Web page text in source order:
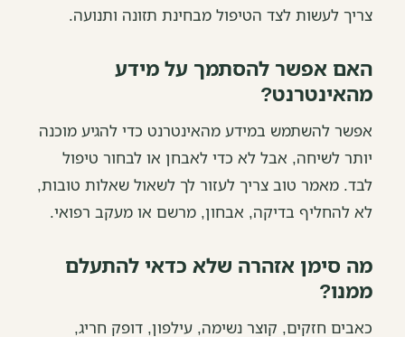
צריך לעשות לצד הטיפול מבחינת תזונה ותנועה.
האם אפשר להסתמך על מידע
מהאינטרנט?
אפשר להשתמש במידע מהאינטרנט כדי להגיע מוכנה
יותר לשיחה, אבל לא כדי לאבחן או לבחור טיפול
לבד. מאמר טוב צריך לעזור לך לשאול שאלות טובות,
לא להחליף בדיקה, אבחון, מרשם או מעקב רפואי.
מה סימן אזהרה שלא כדאי להתעלם
ממנו?
כאבים חזקים, קוצר נשימה, עילפון, דופק חריג,